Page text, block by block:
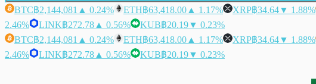
BTC฿2,144,081 ▲ 0.24% ETH฿63,418.00 ▲ 1.17% XRP฿34.64▼ 1.88%
2.46%
LINK฿272.78 ▲ 0.56% KUB฿20.19▼ 0.23%
BTC฿2,144,081 ▲ 0.24% ETH฿63,418.00 ▲ 1.17% XRP฿34.64▼ 1.88%
2.46%
LINK฿272.78 ▲ 0.56% KUB฿20.19▼ 0.23%